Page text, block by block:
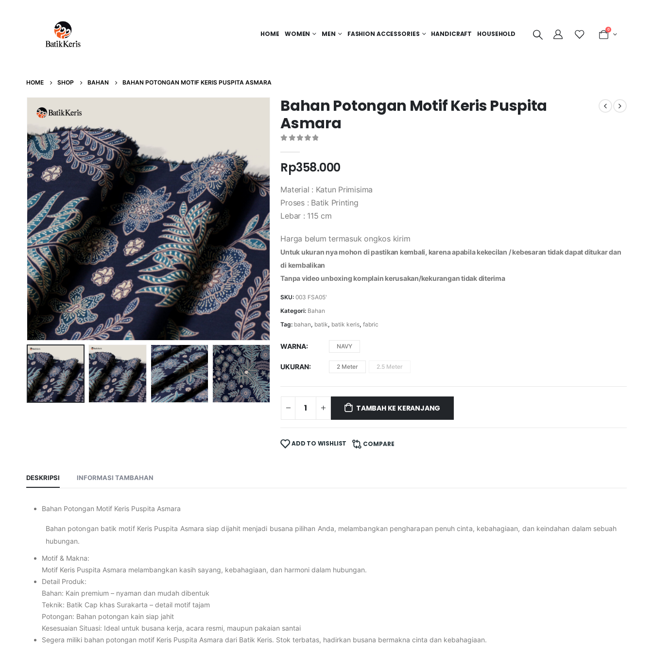
HOME WOMEN MEN FASHION ACCESSORIES HANDICRAFT HOUSEHOLD
0
HOME SHOP BAHAN BAHAN POTONGAN MOTIF KERIS PUSPITA ASMARA
Bahan Potongan Motif Keris Puspita
Asmara
Rp358.000
Material : Katun Primisima
Proses : Batik Printing
Lebar : 115 cm
Harga belum termasuk ongkos kirim
Untuk ukuran nya mohon di pastikan kembali, karena apabila kekecilan / kebesaran tidak dapat ditukar dan
di kembalikan
Tanpa video unboxing komplain kerusakan/kekurangan tidak diterima
SKU:003 FSA05'
Kategori: Bahan
Tag: bahan, batik, batik keris,fabric
WARNA NAVY
UKURAN 2 Meter 2.5 Meter
TAMBAH KE KERANJANG
ADD TO WISHLIST COMPARE
DESKRIPSI INFORMASI TAMBAHAN
Bahan Potongan Motif Keris Puspita Asmara
Bahan potongan batik motif Keris Puspita Asmara siap dijahit menjadi busana pilihan Anda, melambangkan pengharapan penuh cinta, kebahagiaan, dan keindahan dalam sebuah
hubungan.
Motif & Makna:
Motif Keris Puspita Asmara melambangkan kasih sayang, kebahagiaan, dan harmoni dalam hubungan.
Detail Produk:
Bahan: Kain premium – nyaman dan mudah dibentuk
Teknik: Batik Cap khas Surakarta – detail motif tajam
Potongan: Bahan potongan kain siap jahit
Kesesuaian Situasi: Ideal untuk busana kerja, acara resmi, maupun pakaian santai
Segera miliki bahan potongan motif Keris Puspita Asmara dari Batik Keris. Stok terbatas, hadirkan busana bermakna cinta dan kebahagiaan.